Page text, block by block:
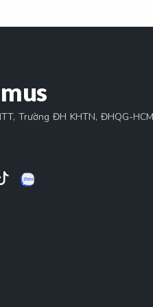
Trường ĐH KHTN, ĐHQG-HCM